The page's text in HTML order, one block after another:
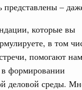
представлены –
которые вы
в том
помогают нам
в формировании
деловой среды.
целей
инвестиционного
общественного
речь шла о проектах в
обсуждались